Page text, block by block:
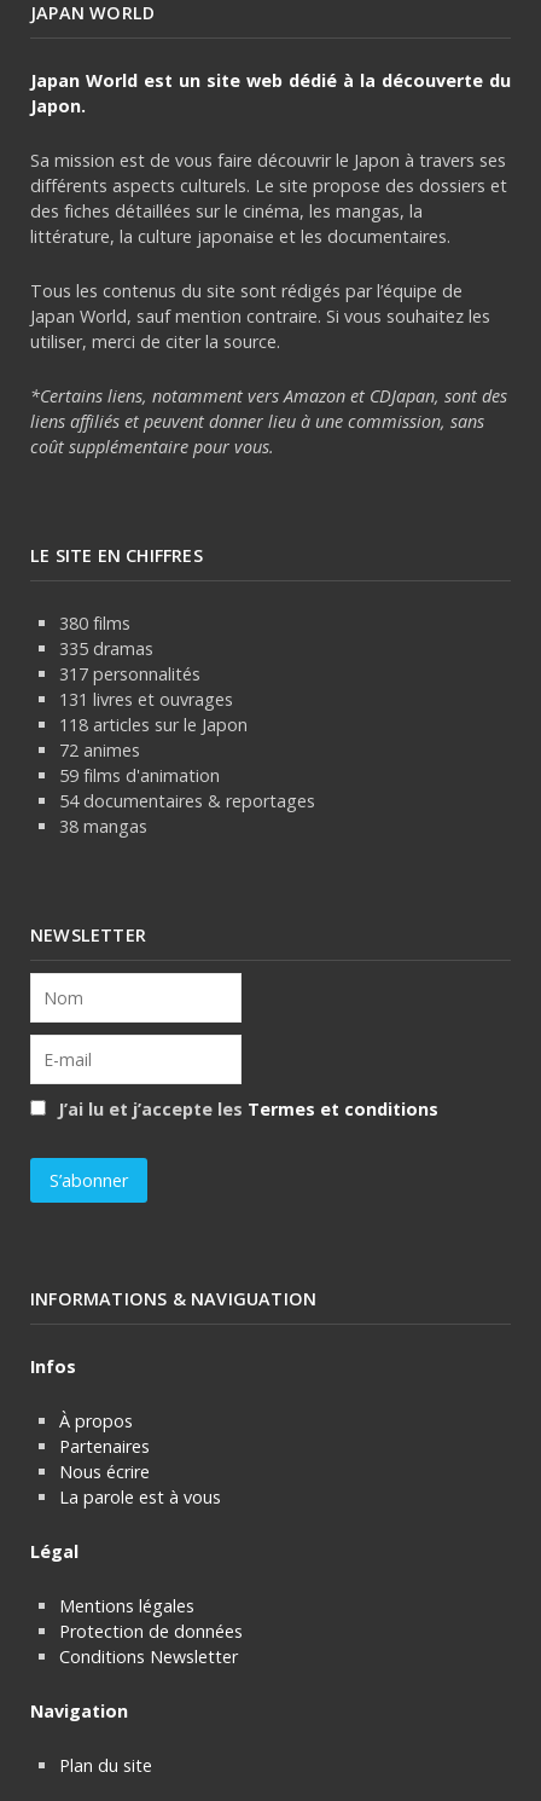
JAPAN WORLD
Japan World est un site web dédié à la découverte du
Japon.
Sa mission est de vous faire découvrir le Japon à travers ses
différents aspects culturels. Le site propose des dossiers et
des fiches détaillées sur le cinéma, les mangas, la
littérature, la culture japonaise et les documentaires.
Tous les contenus du site sont rédigés par l’équipe de
Japan World, sauf mention contraire. Si vous souhaitez les
utiliser, merci de citer la source.
*Certains liens, notamment vers Amazon et CDJapan, sont des
liens affiliés et peuvent donner lieu à une commission, sans
coût supplémentaire pour vous.
LE SITE EN CHIFFRES
380 films
335 dramas
317 personnalités
131 livres et ouvrages
118 articles sur le Japon
72 animes
59 films d'animation
54 documentaires & reportages
38 mangas
NEWSLETTER
J’ai lu et j’accepte les Termes et conditions
INFORMATIONS & NAVIGUATION
Infos
À propos
Partenaires
Nous écrire
La parole est à vous
Légal
Mentions légales
Protection de données
Conditions Newsletter
Navigation
Plan du site